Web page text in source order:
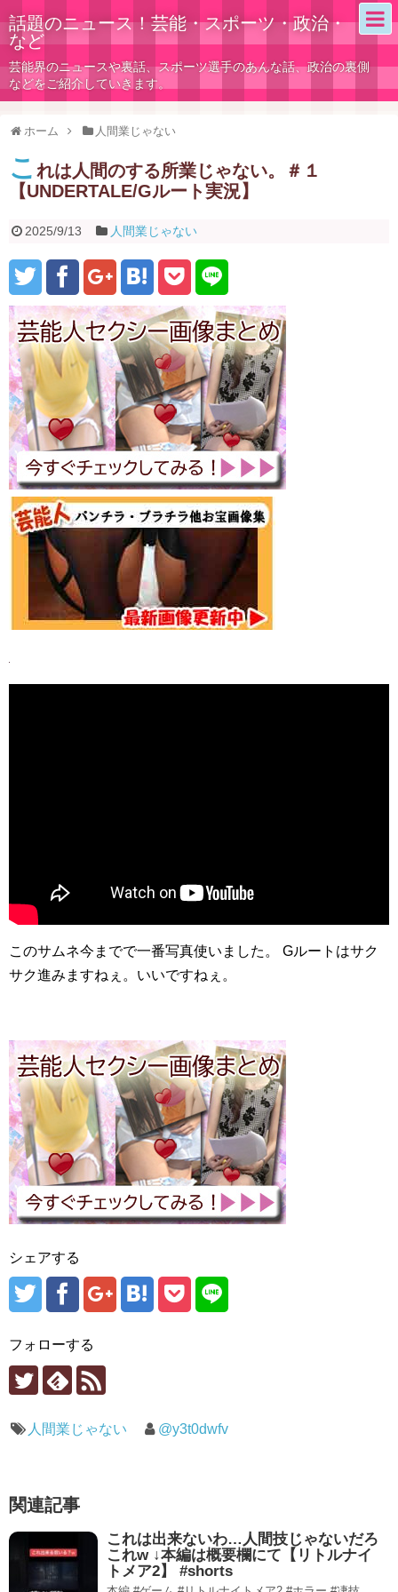
話題のニュース！芸能・スポーツ・政治・
など
芸能界のニュースや裏話、スポーツ選手のあんな話、政治の裏側
などをご紹介していきます。
ホーム 人間業じゃない
こ れは人間のする所業じゃない。＃１
【UNDERTALE/Gルート実況】
2025/9/13 人間業じゃない
このサムネ今までで一番写真使いました。 Gルートはサク
サク進みますねぇ。いいですねぇ。
シェアする
フォローする
人間業じゃない @y3t0dwfv
関連記事
これは出来ないわ…人間技じゃないだろ
これw ↓本編は概要欄にて【リトルナイ
トメア2】 #shorts